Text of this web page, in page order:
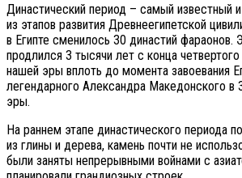
Династический период – самый известный
из этапов развития Древнеегипетской
в Египте сменилось 30 династий фараонов.
продлился 3 тысячи лет с конца
нашей эры вплоть до момента завоевания
легендарного Александра Македонского в
эры.
На раннем этапе династического периода
из глины и дерева, камень почти не
были заняты непрерывными войнами с